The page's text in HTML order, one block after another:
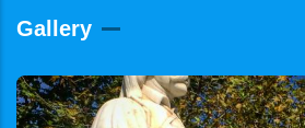
Gallery